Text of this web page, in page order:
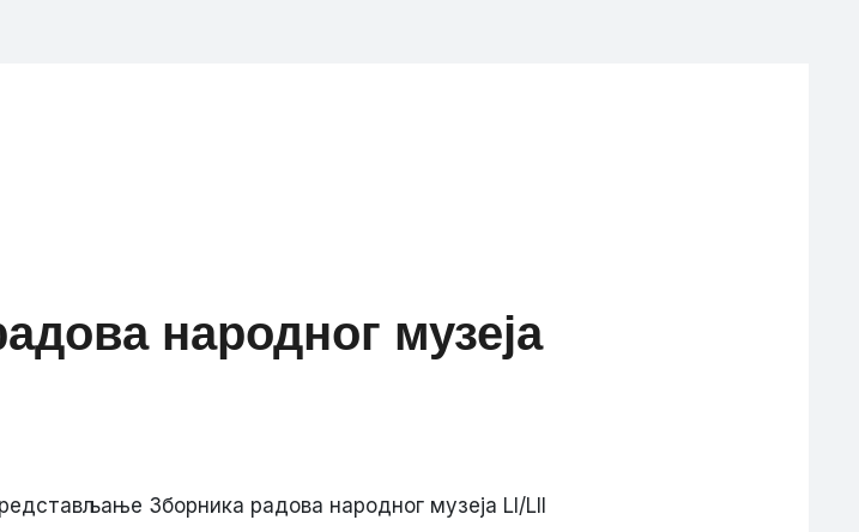
народног музеја
Зборника радова народног музеја LI/LII